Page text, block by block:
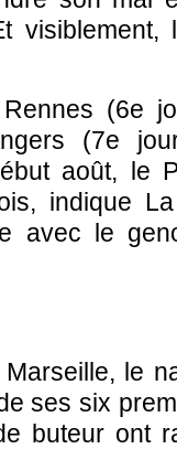
visiblement,
(6e
(7e
août, le
indique
avec le
le
ses six
buteur ont